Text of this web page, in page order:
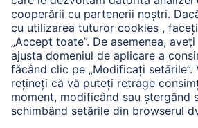
Companie
Istoria companiei
Hama Mondial